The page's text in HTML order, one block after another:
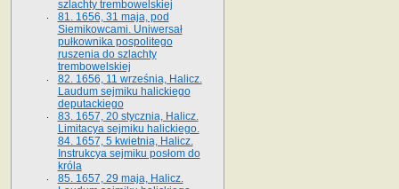
szlachty trembowelskiej
81. 1656, 31 maja, pod
Siemikowcami. Uniwersał
pułkownika pospolitego
ruszenia do szlachty
trembowelskiej
82. 1656, 11 września, Halicz.
Laudum sejmiku halickiego
deputackiego
83. 1657, 20 stycznia, Halicz.
Limitacya sejmiku halickiego.
84. 1657, 5 kwietnia, Halicz.
Instrukcya sejmiku posłom do
króla
85. 1657, 29 maja, Halicz.